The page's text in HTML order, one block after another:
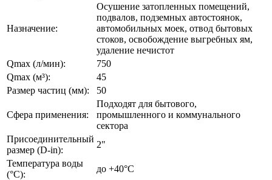
Назначение:
Осушение затопленных помещений,
подвалов, подземных автостоянок,
автомобильных моек, отвод бытовых
стоков, освобождение выгребных ям,
удаление нечистот
Qmax (л/мин):
750
Qmax (м³):
45
Размер частиц (мм):
50
Сфера применения:
Подходят для бытового,
промышленного и коммунального
сектора
Присоединительный
размер (D-in):
2"
Температура воды
(°C):
до +40°C